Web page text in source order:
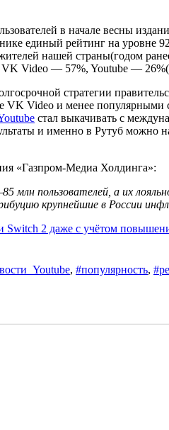
в начале весны
единый рейтинг на уровне
нашей страны(годом
VK Video — 57%, Youtube —
стратегии
Video и менее популярными
стал выкачивать с
и именно в Рутуб
«Газпром-Медиа Холдинга»:
млн пользователей, а их
крупнейшие в России
Switch 2 даже с учётом
, #популярность,